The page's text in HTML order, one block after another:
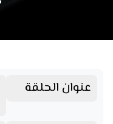
عنوان الحلقة